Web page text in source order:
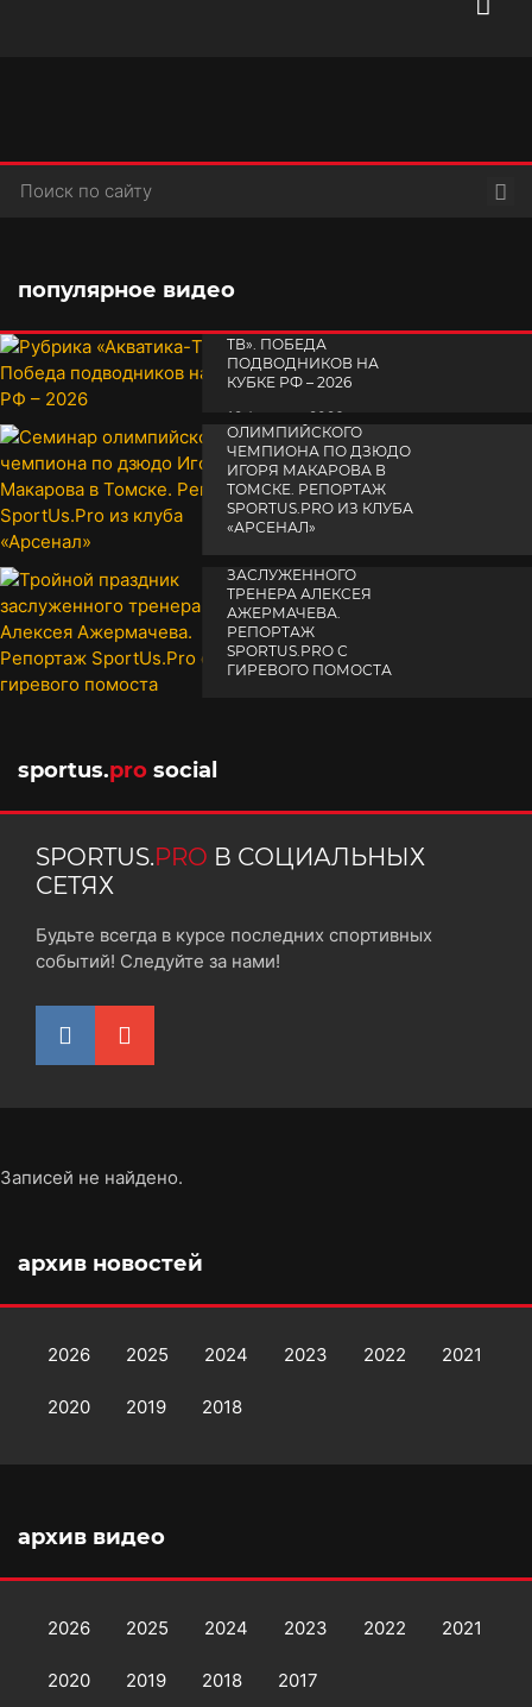
популярное видео
TВ». ПОБЕДА
ПОДВОДНИКОВ НА
КУБКЕ РФ – 2026
19 февраля 2026
СЕМИНАР
ОЛИМПИЙСКОГО
ЧЕМПИОНА ПО ДЗЮДО
ИГОРЯ МАКАРОВА В
ТОМСКЕ. РЕПОРТАЖ
SPORTUS.PRO ИЗ КЛУБА
«АРСЕНАЛ»
ЗАСЛУЖЕННОГО
ТРЕНЕРА АЛЕКСЕЯ
АЖЕРМАЧЕВА.
РЕПОРТАЖ
SPORTUS.PRO С
ГИРЕВОГО ПОМОСТА
sportus.pro social
SPORTUS.PRO В СОЦИАЛЬНЫХ
СЕТЯХ
Будьте всегда в курсе последних спортивных
событий! Следуйте за нами!
Записей не найдено.
архив новостей
2026 2025 2024 2023 2022 2021
2020 2019 2018
архив видео
2026 2025 2024 2023 2022 2021
2020 2019 2018 2017